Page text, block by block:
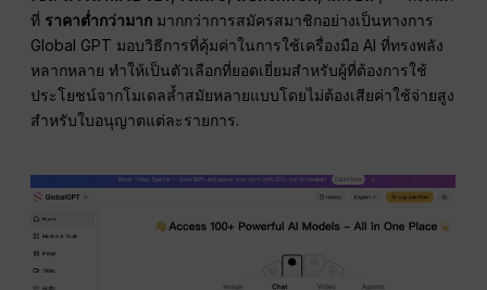
ที่ ราคาต่ำกว่ามาก มากกว่าการสมัครสมาชิกอย่างเป็นทางการ
Global GPT มอบวิธีการที่คุ้มค่าในการใช้เครื่องมือ AI ที่ทรงพลัง
หลากหลาย ทำให้เป็นตัวเลือกที่ยอดเยี่ยมสำหรับผู้ที่ต้องการใช้
ประโยชน์จากโมเดลล้ำสมัยหลายแบบโดยไม่ต้องเสียค่าใช้จ่ายสูง
สำหรับใบอนุญาตแต่ละรายการ.